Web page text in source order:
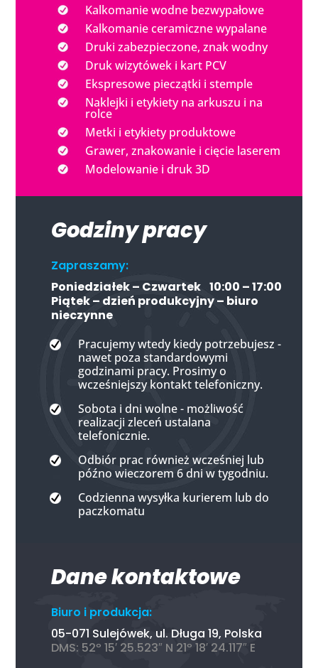
Kalkomanie wodne bezwypałowe
Kalkomanie ceramiczne wypalane
Druki zabezpieczone, znak wodny
Druk wizytówek i kart PCV
Ekspresowe pieczątki i stemple
Naklejki i etykiety na arkuszu i na
rolce
Metki i etykiety produktowe
Grawer, znakowanie i cięcie laserem
Modelowanie i druk 3D
Godziny pracy
Zapraszamy:
Poniedziałek – Czwartek10:00 – 17:00
Piątek – dzień produkcyjny – biuro
nieczynne
Pracujemy wtedy kiedy potrzebujesz -
nawet poza standardowymi
godzinami pracy. Prosimy o
wcześniejszy kontakt telefoniczny.
Sobota i dni wolne - możliwość
realizacji zleceń ustalana
telefonicznie.
Odbiór prac również wcześniej lub
późno wieczorem 6 dni w tygodniu.
Codzienna wysyłka kurierem lub do
paczkomatu
Dane kontaktowe
Biuro i produkcja:
05-071 Sulejówek, ul. Długa 19, Polska
DMS: 52º 15′ 25.523″ N 21º 18′ 24.117″ E